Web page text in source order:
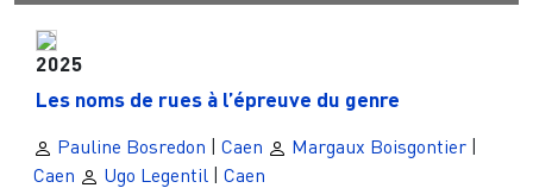
2025
Les noms de rues à l’épreuve du genre
Pauline Bosredon Caen Margaux Boisgontier
Caen
Ugo Legentil Caen